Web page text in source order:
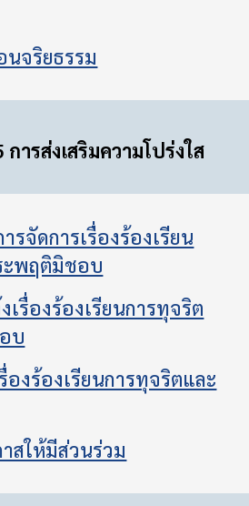
นจริยธรรม
ารส่งเสริมความโปร่งใส
รจัดการเรื่องร้องเรียน
ะพฤติมิชอบ
รื่องร้องเรียนการทุจริต
บ
องร้องเรียนการทุจริตและ
สให้มีส่วนร่วม